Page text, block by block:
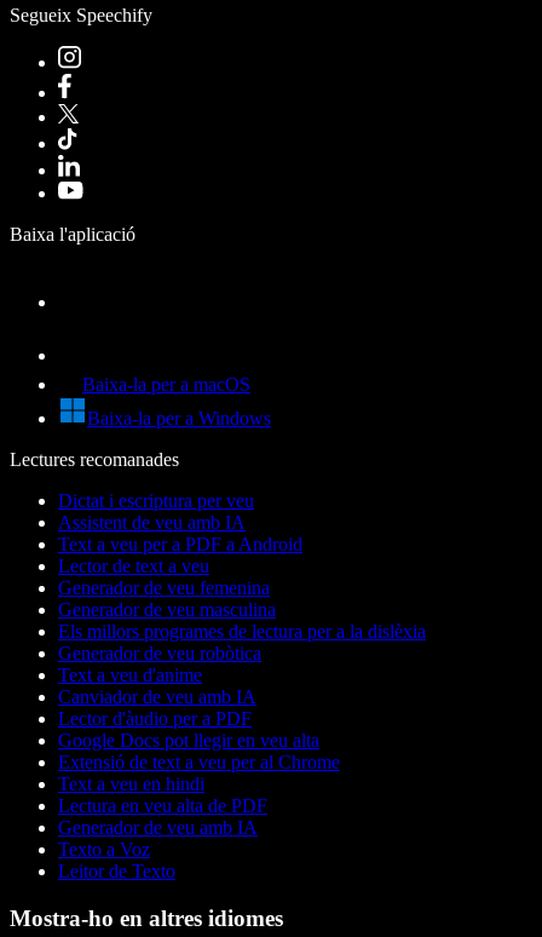
Segueix Speechify
Baixa l'aplicació
Baixa-la per a macOS
Baixa-la per a Windows
Lectures recomanades
Dictat i escriptura per veu
Assistent de veu amb IA
Text a veu per a PDF a Android
Lector de text a veu
Generador de veu femenina
Generador de veu masculina
Els millors programes de lectura per a la dislèxia
Generador de veu robòtica
Text a veu d'anime
Canviador de veu amb IA
Lector d'àudio per a PDF
Google Docs pot llegir en veu alta
Extensió de text a veu per al Chrome
Text a veu en hindi
Lectura en veu alta de PDF
Generador de veu amb IA
Texto a Voz
Leitor de Texto
Mostra-ho en altres idiomes